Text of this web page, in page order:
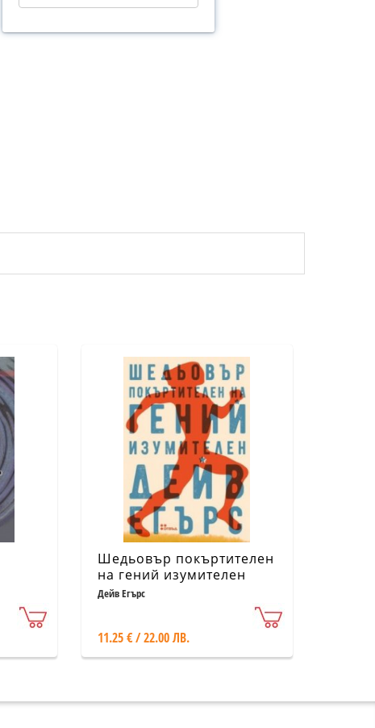
Шедьовър покъртителен
на гений изумителен
Дейв Егърс
11.25 € / 22.00 ЛВ.